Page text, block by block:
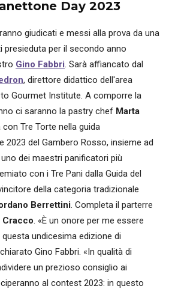
Day 2023
giudicati e messi alla prova da una
presieduta per il secondo anno
Gino Fabbri . Sarà affiancato dal
, direttore didattico dell'area
Gourmet Institute. A comporre la
ci saranno la pastry chef Marta
con Tre Torte nella guida
2023 del Gambero Rosso, insieme ad
uno dei maestri panificatori più
con i Tre Pani dalla Guida del
della categoria tradizionale
Berrettini . Completa il parterre
Cracco . «È un onore per me essere
undicesima edizione di
Gino Fabbri. «In qualità di
un prezioso consiglio ai
al contest 2023: in questo